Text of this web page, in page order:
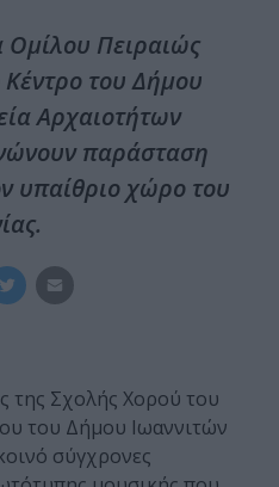
Ομίλου Πειραιώς
του Δήμου
Αρχαιοτήτων
παράσταση
υπαίθριο χώρο του
της Σχολής Χορού του
του Δήμου Ιωαννιτών
σύγχρονες